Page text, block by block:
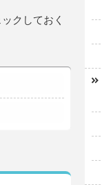
クしておく